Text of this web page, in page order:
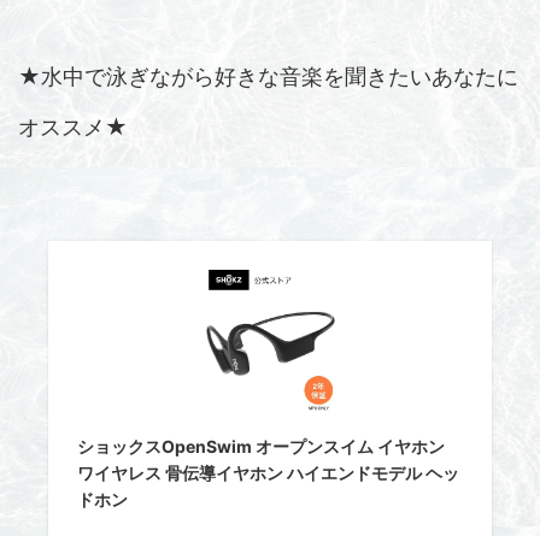
★水中で泳ぎながら好きな音楽を聞きたいあなたに
オススメ★
ショックスOpenSwim オープンスイム イヤホン
ワイヤレス 骨伝導イヤホン ハイエンドモデル ヘッ
ドホン